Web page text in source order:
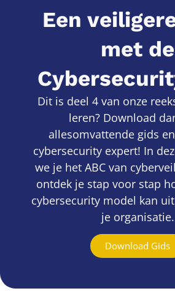
Een
met de
Dit is deel 4 van onze
leren? Download
allesomvattende gids
cybersecurity expert! In
we je het ABC van
ontdek je stap voor stap
cybersecurity model kan
je organisatie.
Download Gids